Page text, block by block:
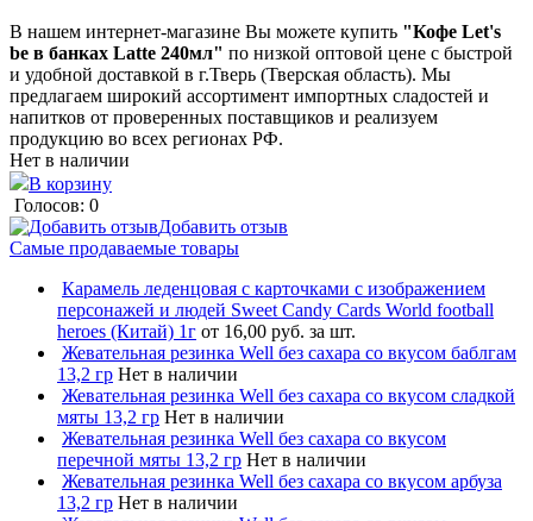
В нашем интернет-магазине Вы можете купить "Кофе Let's
be в банках Latte 240мл" по низкой оптовой цене с быстрой
и удобной доставкой в г.Тверь (Тверская область). Мы
предлагаем широкий ассортимент импортных сладостей и
напитков от проверенных поставщиков и реализуем
продукцию во всех регионах РФ.
Нет в наличии
В корзину
Голосов: 0
Добавить отзыв
Самые продаваемые товары
Карамель леденцовая с карточками с изображением
персонажей и людей Sweet Candy Cards World football
heroes (Китай) 1г от 16,00 руб. за шт.
Жевательная резинка Well без сахара со вкусом баблгам
13,2 гр Нет в наличии
Жевательная резинка Well без сахара со вкусом сладкой
мяты 13,2 гр Нет в наличии
Жевательная резинка Well без сахара со вкусом
перечной мяты 13,2 гр Нет в наличии
Жевательная резинка Well без сахара со вкусом арбуза
13,2 гр Нет в наличии